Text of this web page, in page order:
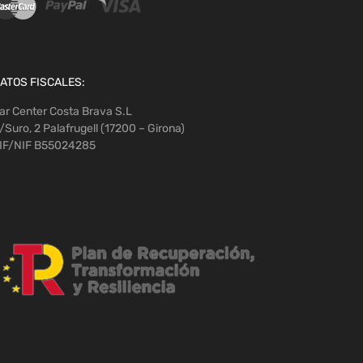
FISCALES:
Center Costa Brava S.L
Suro, 2 Palafrugell (17200 – Girona)
NIF B55024285